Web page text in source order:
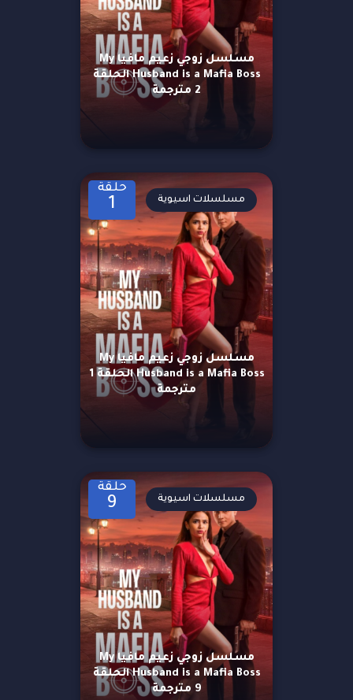
مسلسل زوجي زعيم مافيا My
Husband is a Mafia Boss الحلقة
2 مترجمة
حلقة
1
مسلسل زوجي زعيم مافيا My
Husband is a Mafia Boss الحلقة 1
مترجمة
مسلسلات اسيوية
حلقة
9
مسلسل زوجي زعيم مافيا My
Husband is a Mafia Boss الحلقة
9 مترجمة
مسلسلات اسيوية